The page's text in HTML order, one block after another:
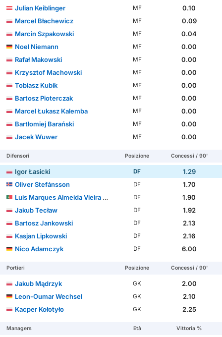
Julian Keiblinger
MF
0.10
Marcel Błachewicz
MF
0.09
Marcin Szpakowski
MF
0.04
Noel Niemann
MF
0.00
Rafał Makowski
MF
0.00
Krzysztof Machowski
MF
0.00
Tobiasz Kubik
MF
0.00
Bartosz Pioterczak
MF
0.00
Marcel Łukasz Kalemba
MF
0.00
Bartłomiej Barański
MF
0.00
Jacek Wuwer
MF 0.00
Difensori Posizione Concessi / 90'
Igor Łasicki DF
1.29
Oliver Stefánsson
DF
1.70
Luis Marques Almeida Vieira Silva
DF
1.90
Jakub Tecław
DF
1.92
Bartosz Jankowski
DF
2.13
Kasjan Lipkowski
DF
2.16
Nico Adamczyk
DF 6.00
Portieri Posizione Concessi / 90'
Jakub Mądrzyk GK
2.00
Leon-Oumar Wechsel
GK
2.10
Kacper Kołotyło
GK 2.25
Managers Età Vittoria %